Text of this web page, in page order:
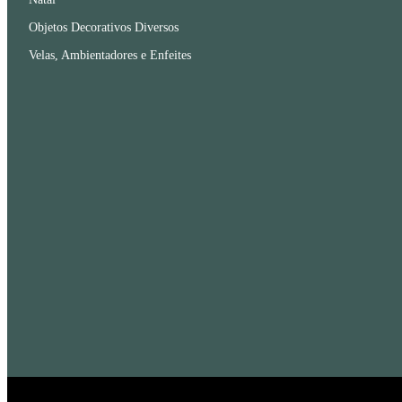
Objetos Decorativos Diversos
Velas, Ambientadores e Enfeites